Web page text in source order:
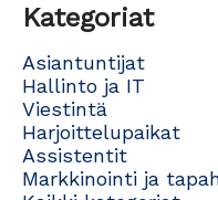
Kategoriat
Asiantuntijat
Hallinto ja IT
Viestintä
Harjoittelupaikat
Assistentit
Markkinointi ja